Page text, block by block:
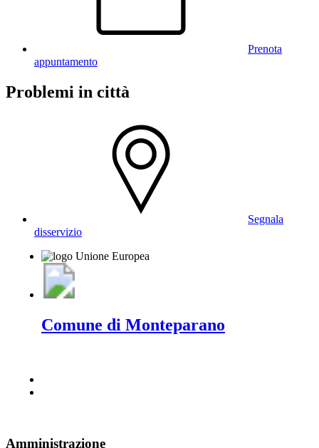
Prenota
appuntamento
Problemi in città
Segnala
disservizio
Comune di Monteparano
Amministrazione